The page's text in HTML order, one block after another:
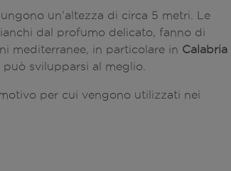
un'altezza di circa 5 metri. Le
dal profumo delicato, fanno di
mediterranee, in particolare in Calabria
svilupparsi al meglio.
per cui vengono utilizzati nei